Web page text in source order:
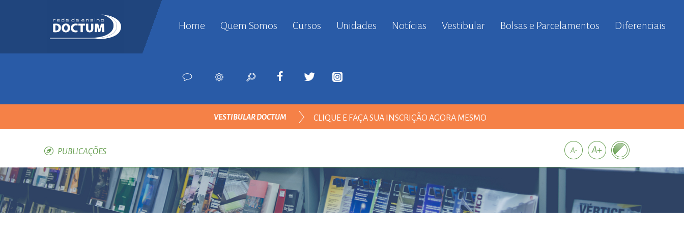
Home
Quem Somos
esenyurt
escort
sirinevler
escort
esenyurt
Cursos Unidades Notícias Vestibular Bolsas e Parcelamentos Diferenciais
VESTIBULAR DOCTUM CLIQUE E FAÇA SUA INSCRIÇÃO AGORA MESMO
PUBLICAÇÕES